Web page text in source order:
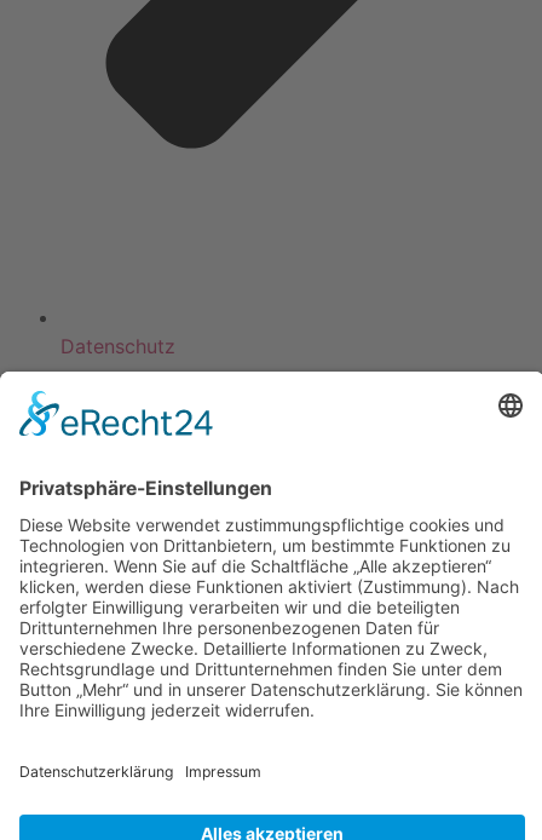
Datenschutz
KATEGORIEN
ÜBER UNS